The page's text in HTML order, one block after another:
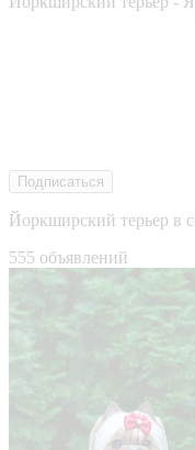
Подписаться
Йоркширский терьер в
555 объявлений